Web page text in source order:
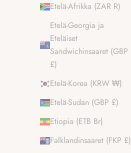
Etelä-Afrikka (ZAR R)
Etelä-Georgia ja
Eteläiset
Sandwichinsaaret (GBP
£)
Etelä-Korea (KRW ₩)
Etelä-Sudan (GBP £)
Etiopia (ETB Br)
Falklandinsaaret (FKP £)